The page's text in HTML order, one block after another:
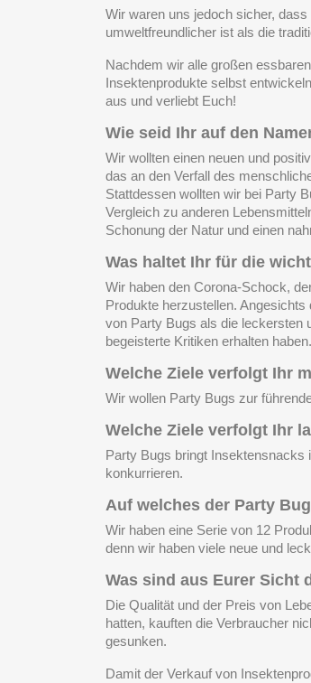
Wir waren uns jedoch sicher,
umweltfreundlicher ist als die
Nachdem wir alle großen
Insektenprodukte selbst
aus und verliebt Euch!
Wie seid Ihr auf den
Wir wollten einen neuen und
das an den Verfall des
Stattdessen wollten wir bei Party
Vergleich zu anderen
Schonung der Natur und einen
Was haltet Ihr für die
Wir haben den Corona-Schock,
Produkte herzustellen.
von Party Bugs als die leckersten
begeisterte Kritiken erhalten haben.
Welche Ziele verfolgt Ihr
Wir wollen Party Bugs zur
Welche Ziele verfolgt Ihr
Party Bugs bringt Insektensnacks
konkurrieren.
Auf welches der Party
Wir haben eine Serie von 12
denn wir haben viele neue und
Was sind aus Eurer Sicht
Die Qualität und der Preis von
hatten, kauften die Verbraucher
gesunken.
Damit der Verkauf von